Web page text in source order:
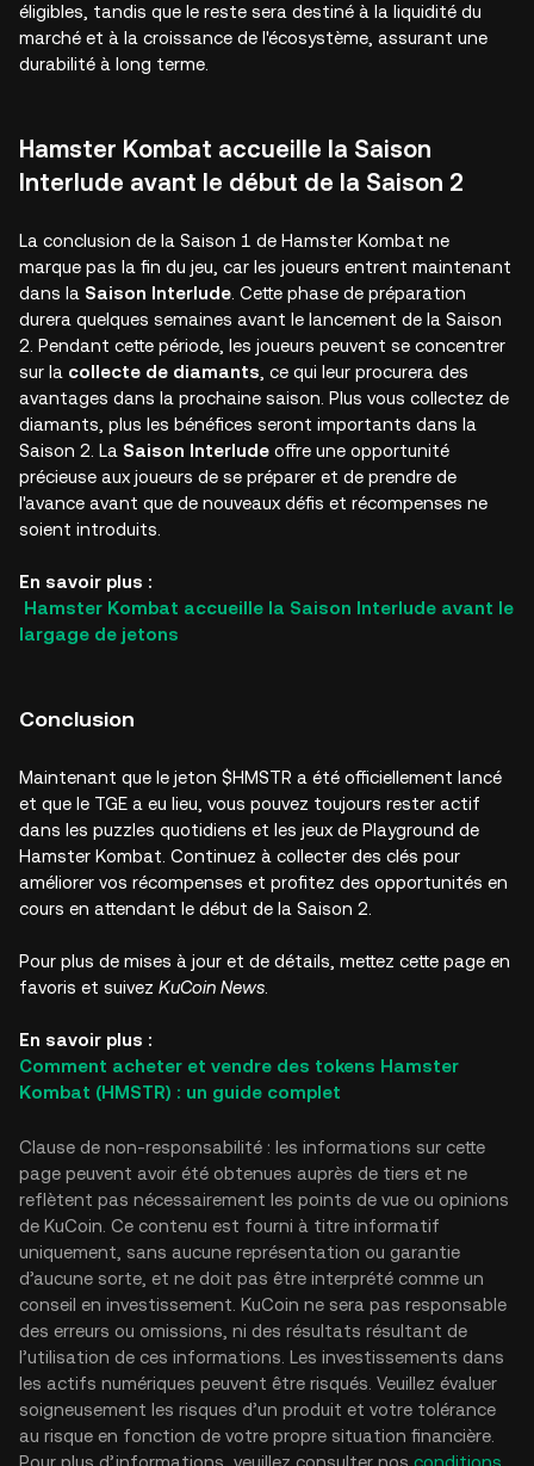
éligibles, tandis que le reste sera destiné à la liquidité du
marché et à la croissance de l'écosystème, assurant une
durabilité à long terme.
Hamster Kombat accueille la Saison
Interlude avant le début de la Saison 2
La conclusion de la Saison 1 de Hamster Kombat ne
marque pas la fin du jeu, car les joueurs entrent maintenant
dans la Saison Interlude . Cette phase de préparation
durera quelques semaines avant le lancement de la Saison
2. Pendant cette période, les joueurs peuvent se concentrer
sur la collecte de diamants , ce qui leur procurera des
avantages dans la prochaine saison. Plus vous collectez de
diamants, plus les bénéfices seront importants dans la
Saison 2. La Saison Interlude offre une opportunité
précieuse aux joueurs de se préparer et de prendre de
l'avance avant que de nouveaux défis et récompenses ne
soient introduits.
En savoir plus :
Hamster Kombat accueille la Saison Interlude avant le
largage de jetons
Conclusion
Maintenant que le jeton $HMSTR a été officiellement lancé
et que le TGE a eu lieu, vous pouvez toujours rester actif
dans les puzzles quotidiens et les jeux de Playground de
Hamster Kombat. Continuez à collecter des clés pour
améliorer vos récompenses et profitez des opportunités en
cours en attendant le début de la Saison 2.
Pour plus de mises à jour et de détails, mettez cette page en
favoris et suivez KuCoin News
En savoir plus :
Comment acheter et vendre des tokens Hamster
Kombat (HMSTR) : un guide complet
Clause de non-responsabilité : les informations sur cette
page peuvent avoir été obtenues auprès de tiers et ne
reflètent pas nécessairement les points de vue ou opinions
de KuCoin. Ce contenu est fourni à titre informatif
uniquement, sans aucune représentation ou garantie
d’aucune sorte, et ne doit pas être interprété comme un
conseil en investissement. KuCoin ne sera pas responsable
des erreurs ou omissions, ni des résultats résultant de
l’utilisation de ces informations. Les investissements dans
les actifs numériques peuvent être risqués. Veuillez évaluer
soigneusement les risques d’un produit et votre tolérance
au risque en fonction de votre propre situation financière.